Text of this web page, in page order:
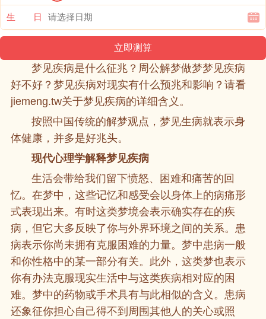
生 日
梦见疾病是什么征兆？周公解梦做梦梦见疾病
好不好？梦见疾病对现实有什么预兆和影响？请看
jiemeng.tw关于梦见疾病的详细含义。
按照中国传统的解梦观点，梦见生病就表示身
体健康，并多是好兆头。
现代心理学解释梦见疾病
生活会带给我们留下愤怒、困难和痛苦的回
忆。在梦中，这些记忆和感受会以身体上的病痛形
式表现出来。有时这类梦境会表示确实存在的疾
病，但它大多反映了你与外界环境之间的关系。患
病表示你尚未拥有克服困难的力量。梦中患病一般
和你性格中的某一部分有关。此外，这类梦也表示
你有办法克服现实生活中与这类疾病相对应的困
难。梦中的药物或手术具有与此相似的含义。患病
还象征你担心自己得不到周围其他人的关心或照